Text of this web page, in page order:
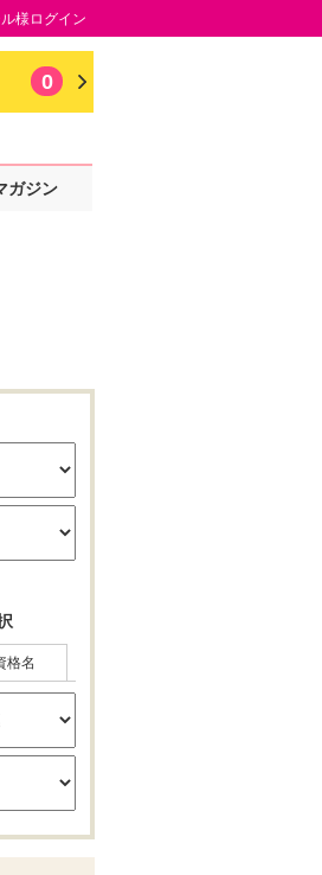
0
ガジン
様ログイン
格名